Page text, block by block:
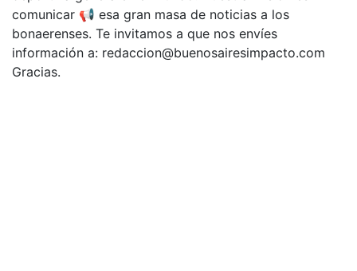
comunicar 📢 esa gran masa de noticias a los
bonaerenses. Te invitamos a que nos envíes
información a: redaccion@buenosairesimpacto.com
Gracias.